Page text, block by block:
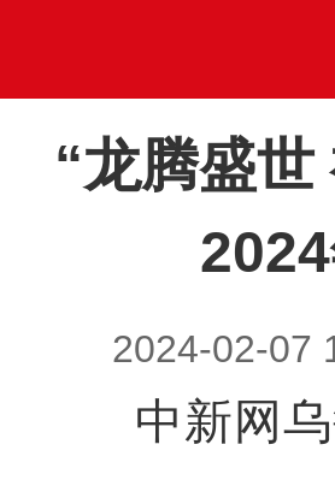
“龙腾盛
2024-02-07
中新网乌